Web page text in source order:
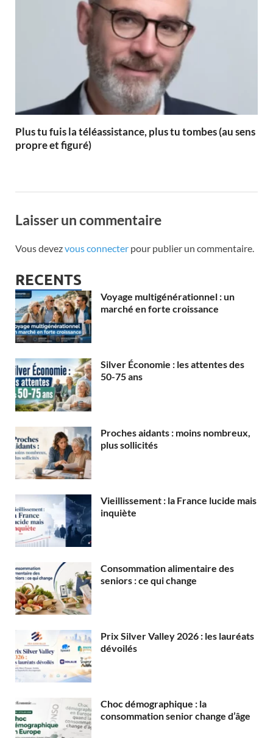
Plus tu fuis la téléassistance, plus tu tombes (au sens
propre et figuré)
Laisser un commentaire
Vous devezvous connecter pour publier un commentaire.
RECENTS
Voyage multigénérationnel : un
marché en forte croissance
Silver Économie : les attentes des
50-75 ans
Proches aidants : moins nombreux,
plus sollicités
Vieillissement : la France lucide mais
inquiète
Consommation alimentaire des
seniors : ce qui change
Prix Silver Valley 2026 : les lauréats
dévoilés
Choc démographique : la
consommation senior change d’âge